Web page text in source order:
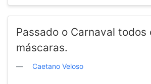
Passado o Carnaval todos
máscaras.
Caetano Veloso